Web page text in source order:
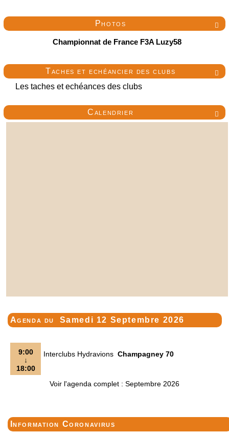

Photos
Championnat de France F3A Luzy58

Taches et echéancier des clubs
Les taches et echéances des clubs

Calendrier
Agenda du Samedi 12 Septembre 2026
9:00
↓
18:00
Interclubs Hydravions Champagney 70
Voir l'agenda complet : Septembre 2026
Information Coronavirus